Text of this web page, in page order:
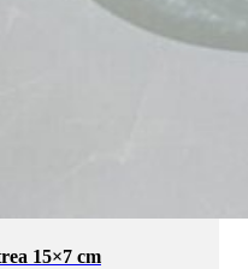
15×7 cm